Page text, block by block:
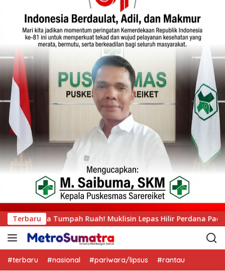
Terbaru
Lepas Hilir Perdana Pacu Jalur Mini, Tepian Ronge Biru
#terbaru #nasional #pariwara/lipsus #rantau